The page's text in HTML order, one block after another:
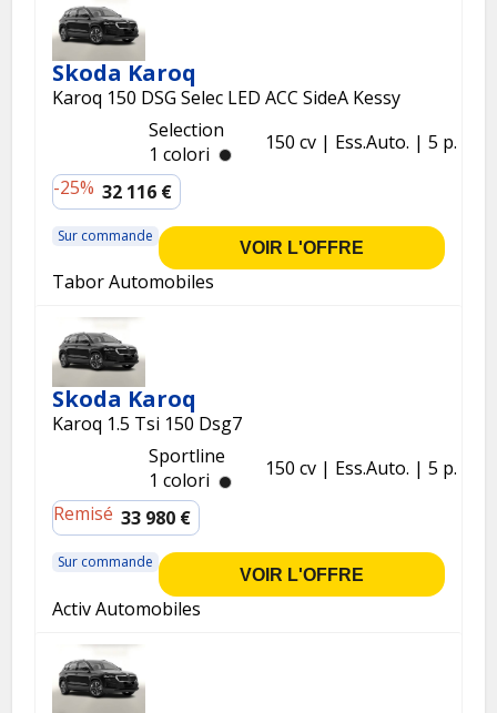
Skoda Karoq
Karoq 150 DSG Selec LED ACC SideA Kessy
Selection
1 colori
150 cv Ess.Auto.
5 p.
-25% 32 116 €
Sur commande
VOIR L'OFFRE
Tabor Automobiles
Skoda Karoq
Karoq 1.5 Tsi 150 Dsg7
Sportline
1 colori
150 cv Ess.Auto.
5 p.
Remisé 33 980 €
Sur commande
VOIR L'OFFRE
Activ Automobiles